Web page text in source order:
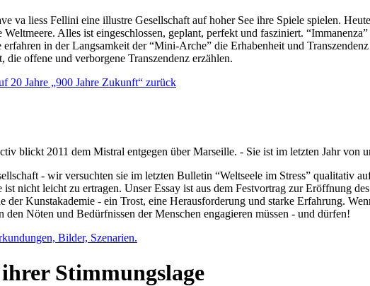
va liess Fellini eine illustre Gesellschaft auf hoher See ihre Spiele spielen.
Alles ist eingeschlossen, geplant, perfekt und fasziniert.
in der Langsamkeit der “Mini-Arche” die Erhabenheit und
offene und verborgene Transzendenz erzählen.
20 Jahre „900 Jahre Zukunft“ zurück
blickt 2011 dem Mistral entgegen über Marseille. - Sie ist im letzten Jahr
- wir versuchten sie im letzten Bulletin “Weltseele im Stress” qualitativ
nicht leicht zu ertragen. Unser Essay ist aus dem Festvortrag zur Eröffnung
Kunstakademie - ein Trost, eine Herausforderung und starke Erfahrung.
Nöten und Bedürfnissen der Menschen engagieren müssen - und dürfen!
Bilder, Szenarien.
ihrer Stimmungslage